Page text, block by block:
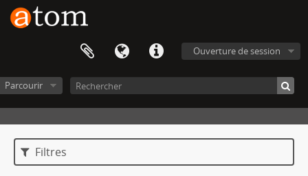
Ouverture de session
Parcourir
Filtres